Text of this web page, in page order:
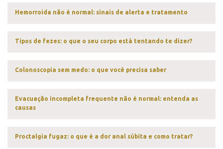
Hemorroida não é normal: sinais de alerta e tratamento
Tipos de fezes: o que o seu corpo está tentando te dizer?
Colonoscopia sem medo: o que você precisa saber
Evacuação incompleta frequente não é normal: entenda as
causas
Proctalgia fugaz: o que é a dor anal súbita e como tratar?